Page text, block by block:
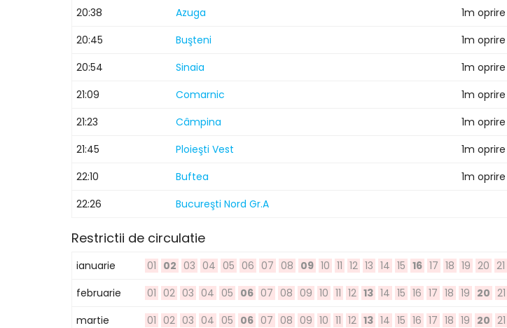
20:38
Azuga 1m oprire
20:45
Buşteni 1m oprire
20:54
Sinaia 1m oprire
21:09
Comarnic 1m oprire
21:23
Câmpina 1m oprire
21:45
Ploieşti Vest 1m oprire
22:10
Buftea 1m oprire
22:26
Bucureşti Nord Gr.A
Restrictii de circulatie
ianuarie 01 02 03 04 05 06 07 08 09 10 11 12 13 14 15 16 17 18 19 20 21
februarie
01 02 03 04 05 06 07 08 09 10 11 12 13 14 15 16 17 18 19 20 21
martie
01 02 03 04 05 06 07 08 09 10 11 12 13 14 15 16 17 18 19 20 21